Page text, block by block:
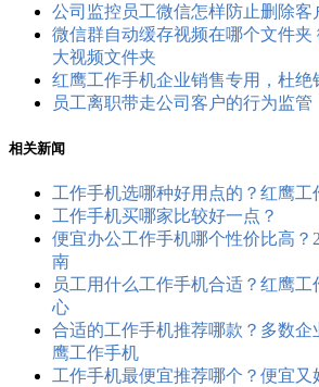
公司监控员工​微信怎样防止删除客
微信群自动缓存视频在哪个文件夹
大视频文件夹
红鹰工作手机企业销售专用，杜绝
员工离职带走公司客户的行为监管
相关新闻
工作手机选哪种好用点的？红鹰工
工作手机买哪家比较好一点？
便宜办公工作手机哪个性价比高？
南
员工用什么工作手机合适？红鹰
心
合适的工作手机推荐哪款？多数企
鹰工作手机
工作手机最便宜推荐哪个？便宜又